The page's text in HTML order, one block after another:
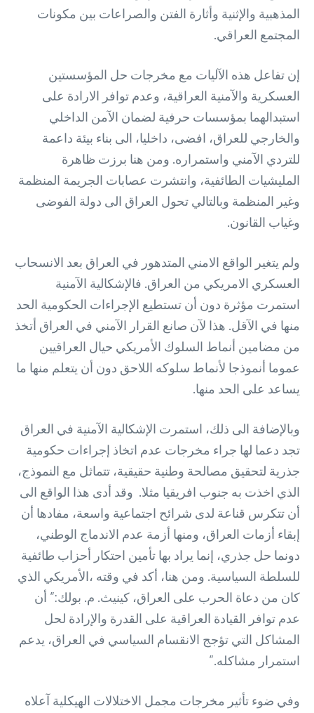
المذهبية والإثنية وأثارة الفتن والصراعات بين مكونات
المجتمع العراقي.
إن تفاعل هذه الآليات مع مخرجات حل المؤسستين
العسكرية والآمنية العراقية، وعدم توافر الارادة على
استبدالهما بمؤسسات حرفية لضمان الآمن الداخلي
والخارجي للعراق، افضى، داخليا، الى بناء بيئة داعمة
للتردي الآمني واستمراره. ومن هنا برزت ظاهرة
المليشيات الطائفية، وانتشرت عصابات الجريمة المنظمة
وغير المنظمة وبالتالي تحول العراق الى دولة الفوضى
وغياب القانون.
ولم يتغير الواقع الامني المتدهور في العراق بعد الانسحاب
العسكري الامريكي من العراق. فالإشكالية الآمنية
استمرت مؤثرة دون أن تستطيع الإجراءات الحكومية الحد
منها في الآقل. هذا لآن صانع القرار الآمني في العراق أتخذ
من مضامين أنماط السلوك الأمريكي حيال العراقيين
عموما أنموذجا لأنماط سلوكه اللاحق دون أن يتعلم منها ما
يساعد على الحد منها.
وبالإضافة الى ذلك، استمرت الإشكالية الآمنية في العراق
تجد دعما لها جراء مخرجات عدم اتخاذ إجراءات حكومية
جذرية لتحقيق مصالحة وطنية حقيقية، تتماثل مع النموذج،
الذي اخذت به جنوب افريقيا مثلا. وقد أدى هذا الواقع الى
أن تتكرس قناعة لدى شرائح اجتماعية واسعة، مفادها أن
إبقاء أزمات العراق، ومنها أزمة عدم الاندماج الوطني،
دونما حل جذري، إنما يراد بها تأمين احتكار أحزاب طائفية
للسلطة السياسية. ومن هنا، أكد في وقته ،الأمريكي الذي
كان من دعاة الحرب على العراق، كينيث. م. بولك:” أن
عدم توافر القيادة العراقية على القدرة والإرادة لحل
المشاكل التي تؤجج الانقسام السياسي في العراق، يدعم
استمرار مشاكله.”
وفي ضوء تأثير مخرجات مجمل الاختلالات الهيكلية آعلاه